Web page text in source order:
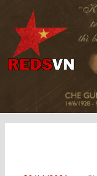
Kênh chia sẻ tri thức cộng